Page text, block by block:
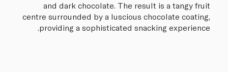
and dark chocolate. The result is a tangy fruit
centre surrounded by a luscious chocolate coating,
providing a sophisticated snacking experience.